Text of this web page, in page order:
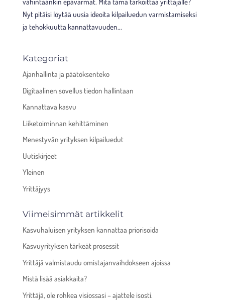
vähintäänkin epävarmat. Mitä tämä tarkoittaa yrittäjälle?
Nyt pitäisi löytää uusia ideoita kilpailuedun varmistamiseksi
ja tehokkuutta kannattavuuden...
Kategoriat
Ajanhallinta ja päätöksenteko
Digitaalinen sovellus tiedon hallintaan
Kannattava kasvu
Liiketoiminnan kehittäminen
Menestyvän yrityksen kilpailuedut
Uutiskirjeet
Yleinen
Yrittäjyys
Viimeisimmät artikkelit
Kasvuhaluisen yrityksen kannattaa priorisoida
Kasvuyrityksen tärkeät prosessit
Yrittäjä valmistaudu omistajanvaihdokseen ajoissa
Mistä lisää asiakkaita?
Yrittäjä, ole rohkea visiossasi – ajattele isosti.